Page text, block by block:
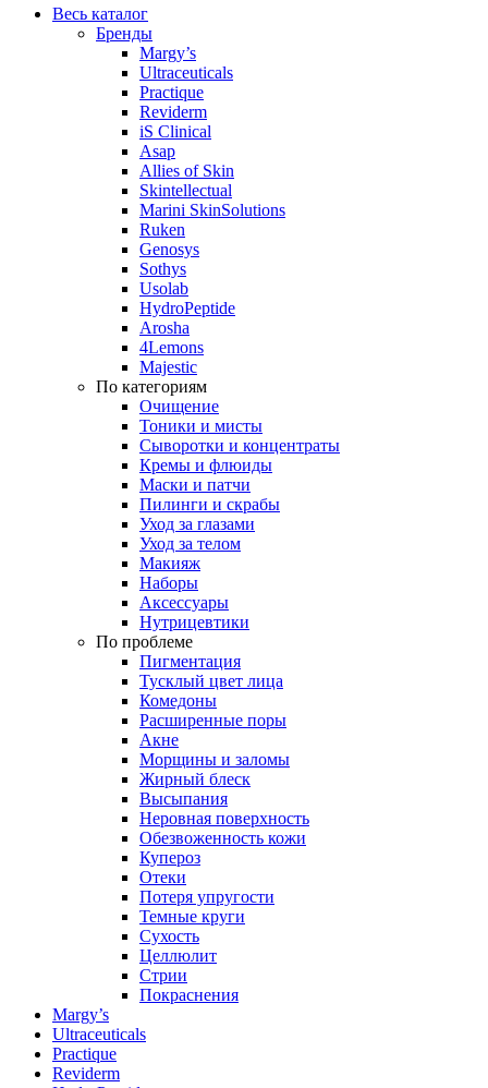
Весь каталог
Бренды
Margy’s
Ultraceuticals
Practique
Reviderm
iS Clinical
Asap
Allies of Skin
Skintellectual
Marini SkinSolutions
Ruken
Genosys
Sothys
Usolab
HydroPeptide
Arosha
4Lemons
Majestic
По категориям
Очищение
Тоники и мисты
Сыворотки и концентраты
Кремы и флюиды
Маски и патчи
Пилинги и скрабы
Уход за глазами
Уход за телом
Макияж
Наборы
Аксессуары
Нутрицевтики
По проблеме
Пигментация
Тусклый цвет лица
Комедоны
Расширенные поры
Акне
Морщины и заломы
Жирный блеск
Высыпания
Неровная поверхность
Обезвоженность кожи
Купероз
Отеки
Потеря упругости
Темные круги
Сухость
Целлюлит
Стрии
Покраснения
Margy’s
Ultraceuticals
Practique
Reviderm